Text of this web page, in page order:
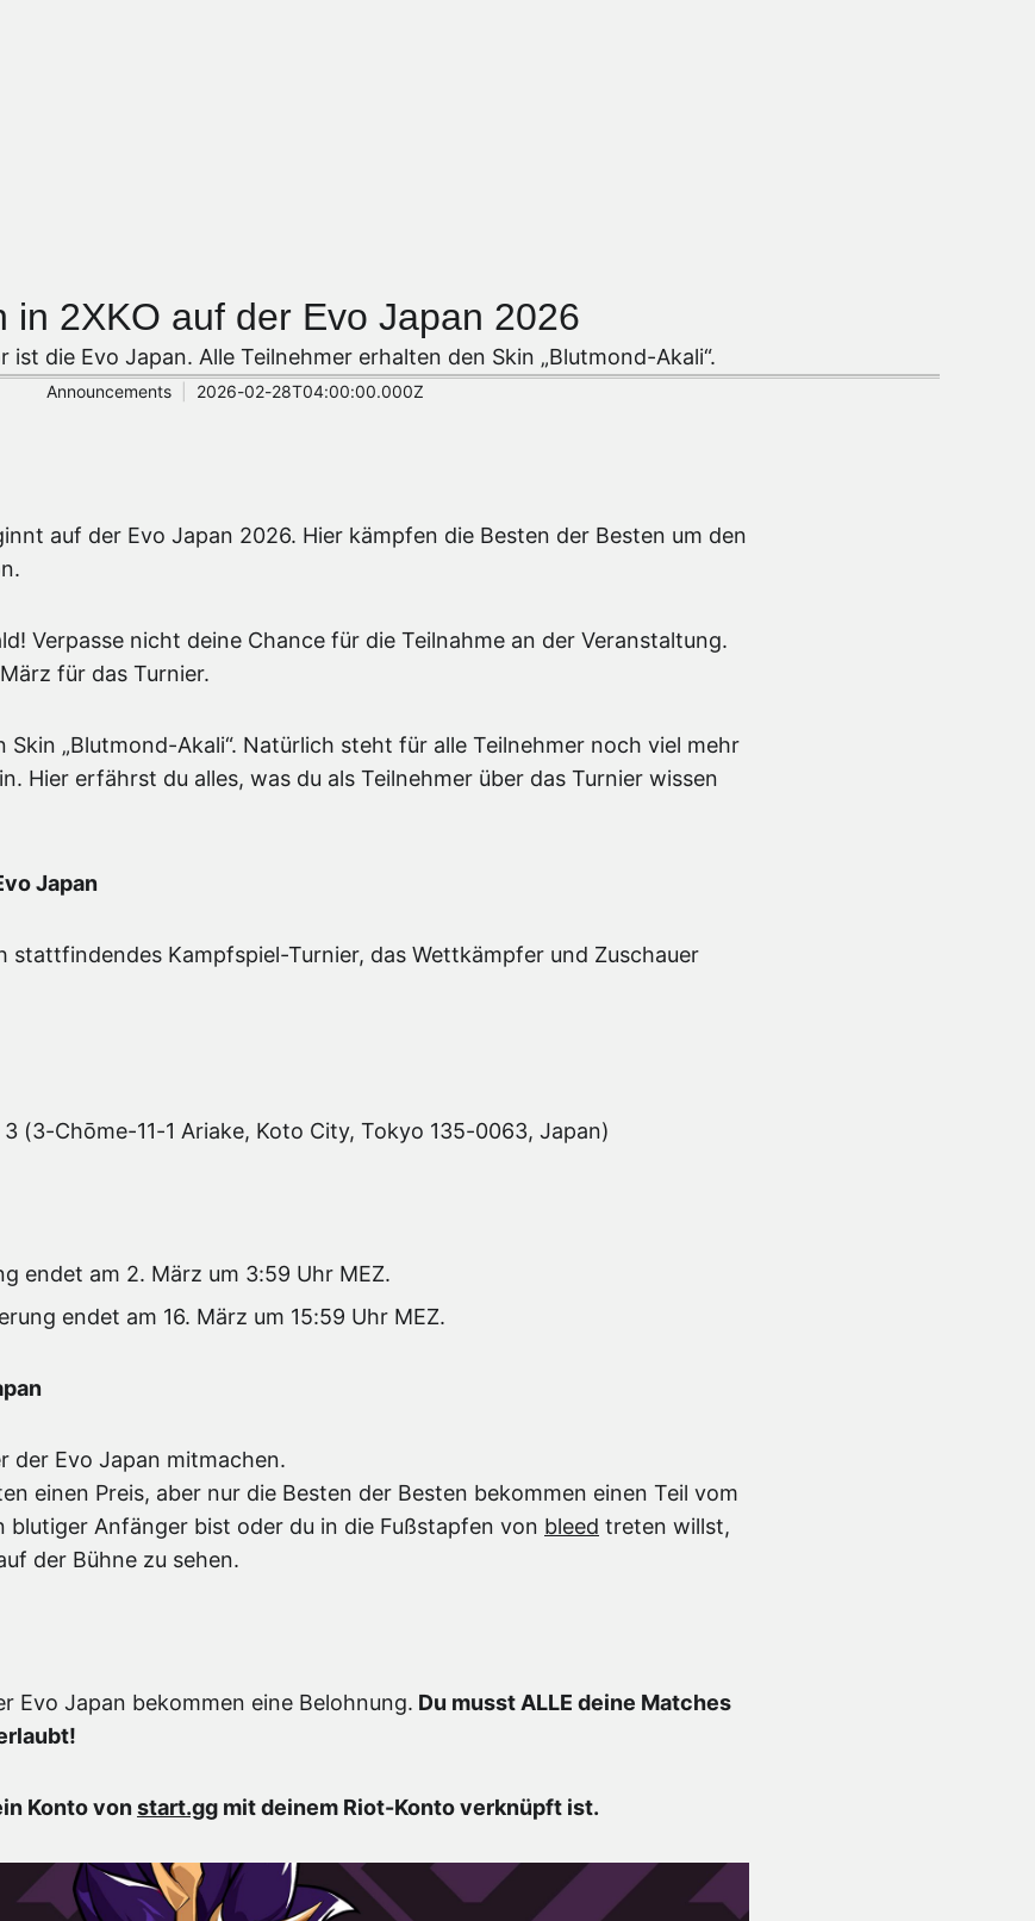
in 2XKO auf der Evo Japan 2026
ist die Evo Japan. Alle Teilnehmer erhalten den Skin „Blutmond-Akali“.
Announcements 2026-02-28T04:00:00.000Z
auf der Evo Japan 2026. Hier kämpfen die Besten der Besten um den
Verpasse nicht deine Chance für die Teilnahme an der Veranstaltung.
für das Turnier.
Skin „Blutmond-Akali“. Natürlich steht für alle Teilnehmer noch viel mehr
Hier erfährst du alles, was du als Teilnehmer über das Turnier wissen
Japan
stattfindendes Kampfspiel-Turnier, das Wettkämpfer und Zuschauer
(3-Chōme-11-1 Ariake, Koto City, Tokyo 135-0063, Japan)
endet am 2. März um 3:59 Uhr MEZ.
endet am 16. März um 15:59 Uhr MEZ.
der Evo Japan mitmachen.
einen Preis, aber nur die Besten der Besten bekommen einen Teil vom
blutiger Anfänger bist oder du in die Fußstapfen von bleed treten willst,
der Bühne zu sehen.
Evo Japan bekommen eine Belohnung. Du musst ALLE deine Matches
Konto vonstart.gg mit deinem Riot-Konto verknüpft ist.